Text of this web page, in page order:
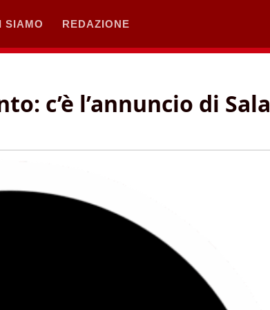
SIAMO REDAZIONE
c’è l’annuncio di Sala